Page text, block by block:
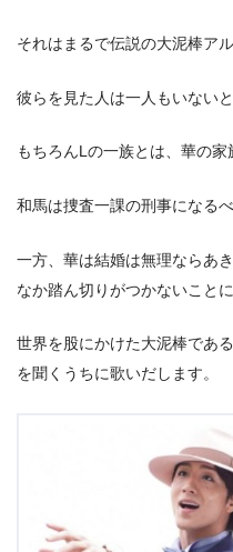
それはまるで伝説の大泥棒ア
彼らを見た人は一人もいない
もちろんLの一族とは、華の家
和馬は捜査一課の刑事になる
一方、華は結婚は無理ならあ
なか踏ん切りがつかないこと
世界を股にかけた大泥棒であ
を聞くうちに歌いだします。